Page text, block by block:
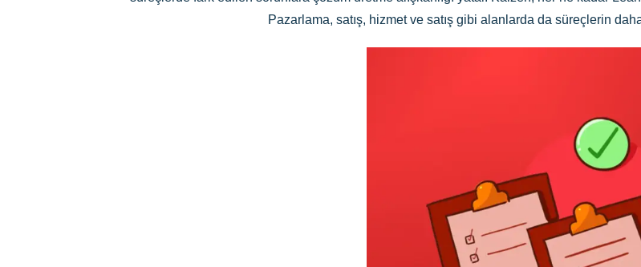
Pazarlama, satış, hizmet ve satış gibi alanlarda da süreçlerin